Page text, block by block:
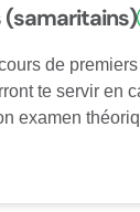
(samaritains)
de
te servir en
examen